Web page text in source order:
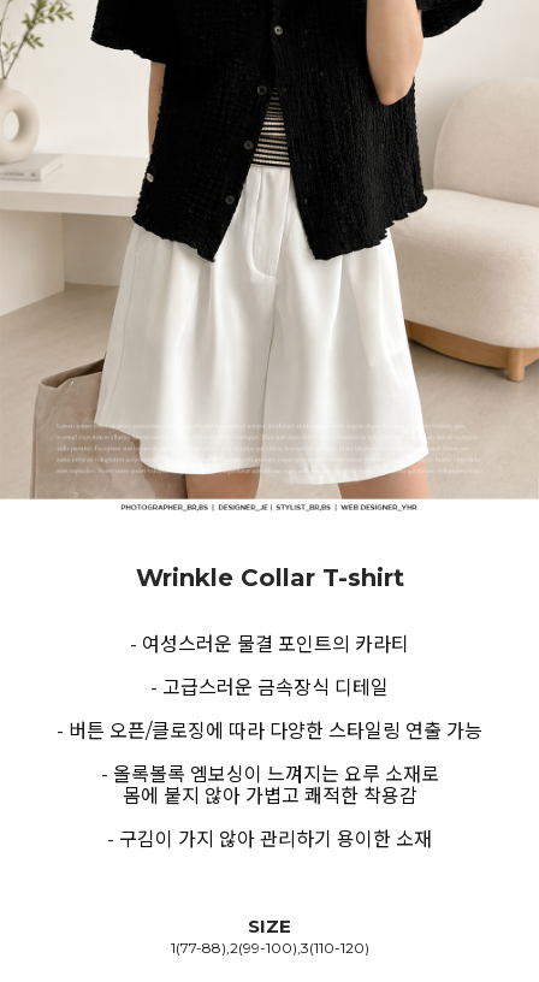
Wrinkle Collar T-shirt
- 여성스러운 물결 포인트의 카라티
- 고급스러운 금속장식 디테일
- 버튼 오픈/클로징에 따라 다양한 스타일링 연출 가능
- 올록볼록 엠보싱이 느껴지는 요루 소재로
몸에 붙지 않아 가볍고 쾌적한 착용감
- 구김이 가지 않아 관리하기 용이한 소재
SIZE
1(77-88),2(99-100),3(110-120)